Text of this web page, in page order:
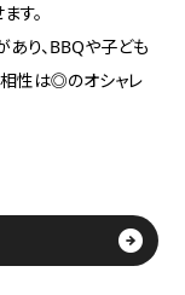
す。
あり、BBQや子ども
相性は◎のオシャレ